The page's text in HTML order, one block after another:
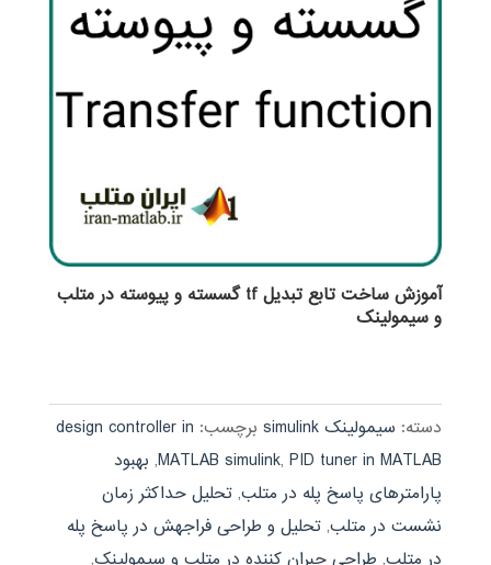
آموزش ساخت تابع تبدیل tf گسسته و پیوسته در متلب
و سیمولینک
دسته: سیمولینک simulink برچسب: design controller in
MATLAB simulink,PID tuner in MATLAB
, بهبود
پارامترهای پاسخ پله در متلب, تحلیل حداکثر زمان
نشست در متلب, تحلیل و طراحی فراجهش در پاسخ پله
در متلب, طراحی جبران کننده در متلب و سیمولینک,